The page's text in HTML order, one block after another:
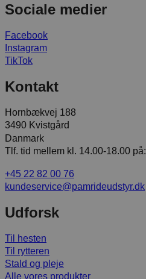
Sociale medier
Facebook
Instagram
TikTok
Kontakt
Hornbækvej 188
3490 Kvistgård
Danmark
Tlf. tid mellem kl. 14.00-18.00 på:
+45 22 82 00 76
kundeservice@pamrideudstyr.dk
Udforsk
Til hesten
Til rytteren
Stald og pleje
Alle vores produkter